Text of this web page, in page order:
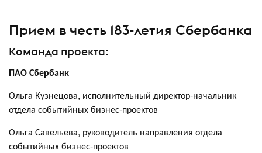
Прием в честь 183-летия Сбербанка
Команда проекта:
ПАО Сбербанк
Ольга Кузнецова, исполнительный директор-начальник
отдела событийных бизнес-проектов
Ольга Савельева, руководитель направления отдела
событийных бизнес-проектов